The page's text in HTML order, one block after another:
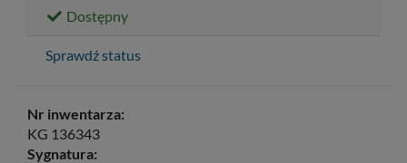
Dostępny
Sprawdź status
Nr inwentarza:
KG 136343
Sygnatura: